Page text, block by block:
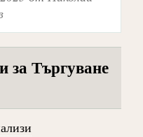
за Търгуване